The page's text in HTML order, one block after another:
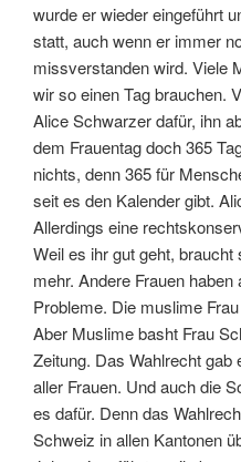
wurde er wieder eingeführt
statt, auch wenn er immer
missverstanden wird. Viele
wir so einen Tag brauchen.
Alice Schwarzer dafür, ihn
dem Frauentag doch 365
nichts, denn 365 für
seit es den Kalender gibt.
Allerdings eine
Weil es ihr gut geht,
mehr. Andere Frauen
Probleme. Die muslime
Aber Muslime basht Frau
Zeitung. Das Wahlrecht
aller Frauen. Und auch die
es dafür. Denn das
Schweiz in allen Kantonen